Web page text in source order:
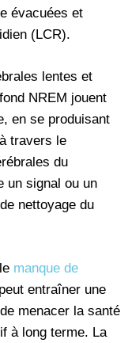
évacuées et
(LCR).
lentes et
NREM jouent
en se produisant
travers le
du
un signal ou un
nettoyage du
manque de
entraîner une
menacer la santé
à long terme. La